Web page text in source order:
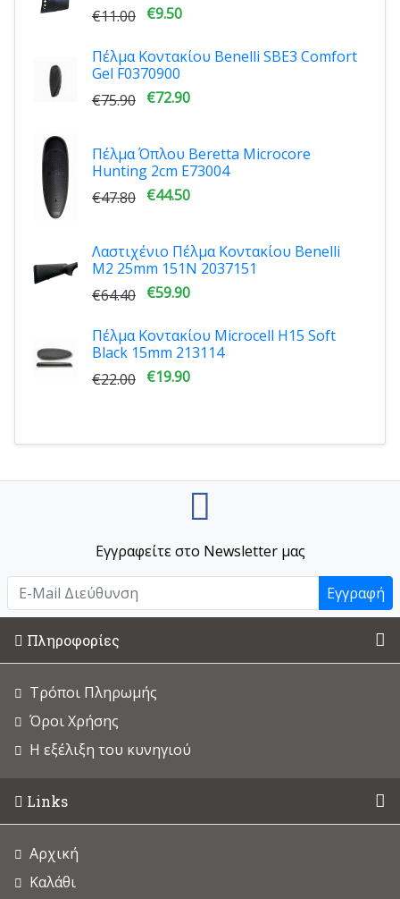
€11.00 €9.50
Πέλμα Κοντακίου Benelli SBE3 Comfort
Gel F0370900
€75.90 €72.90
Πέλμα Όπλου Beretta Microcore
Hunting 2cm E73004
€47.80 €44.50
Λαστιχένιο Πέλμα Κοντακίου Benelli
M2 25mm 151N 2037151
€64.40 €59.90
Πέλμα Κοντακίου Microcell H15 Soft
Black 15mm 213114
€22.00 €19.90
Εγγραφείτε στο Newsletter μας
Εγγραφή
Πληροφορίες
Τρόποι Πληρωμής
Όροι Χρήσης
Η εξέλιξη του κυνηγιού
Links
Αρχική
Καλάθι